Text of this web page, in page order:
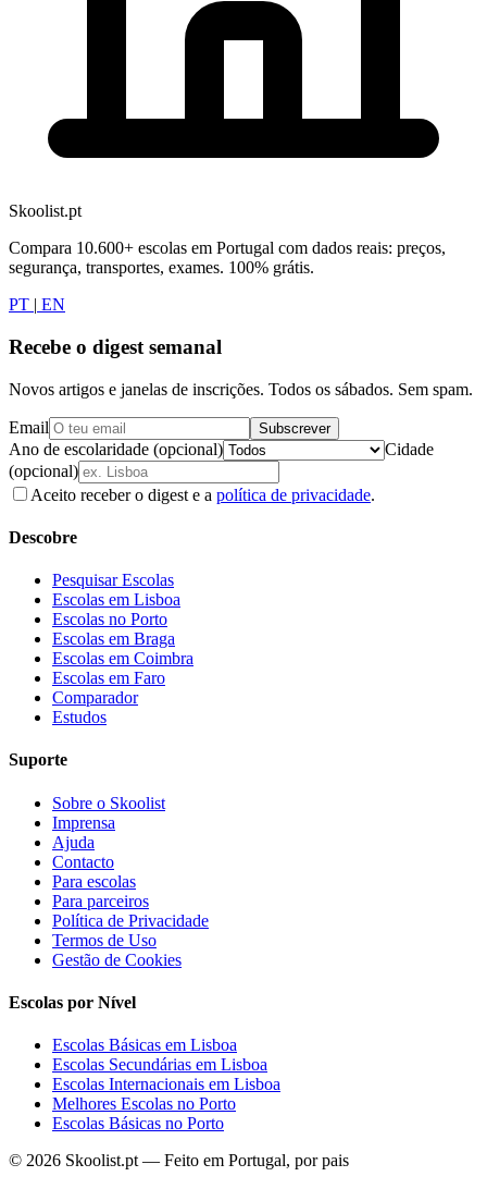
Skoolist.pt
Compara 10.600+ escolas em Portugal com dados reais: preços,
segurança, transportes, exames. 100% grátis.
PT | EN
Recebe o digest semanal
Novos artigos e janelas de inscrições. Todos os sábados. Sem spam.
Email Subscrever
Ano de escolaridade (opcional)
Cidade
(opcional)
Aceito receber o digest e a política de privacidade.
Descobre
Pesquisar Escolas
Escolas em Lisboa
Escolas no Porto
Escolas em Braga
Escolas em Coimbra
Escolas em Faro
Comparador
Estudos
Suporte
Sobre o Skoolist
Imprensa
Ajuda
Contacto
Para escolas
Para parceiros
Política de Privacidade
Termos de Uso
Gestão de Cookies
Escolas por Nível
Escolas Básicas em Lisboa
Escolas Secundárias em Lisboa
Escolas Internacionais em Lisboa
Melhores Escolas no Porto
Escolas Básicas no Porto
© 2026 Skoolist.pt — Feito em Portugal, por pais